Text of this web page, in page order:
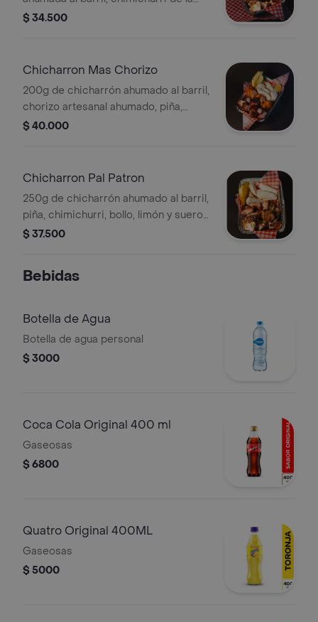
casa, bollo y limón.
$ 34.500
Chicharron Mas Chorizo
200g de chicharrón ahumado al barril,
chorizo artesanal ahumado, piña,
chimichurri, bollo, limón y suero
$ 40.000
Chicharron Pal Patron
250g de chicharrón ahumado al barril,
piña, chimichurri, bollo, limón y suero
costeño.
$ 37.500
Bebidas
Botella de Agua
Botella de agua personal
$ 3000
Coca Cola Original 400 ml
Gaseosas
$ 6800
Quatro Original 400ML
Gaseosas
$ 5000